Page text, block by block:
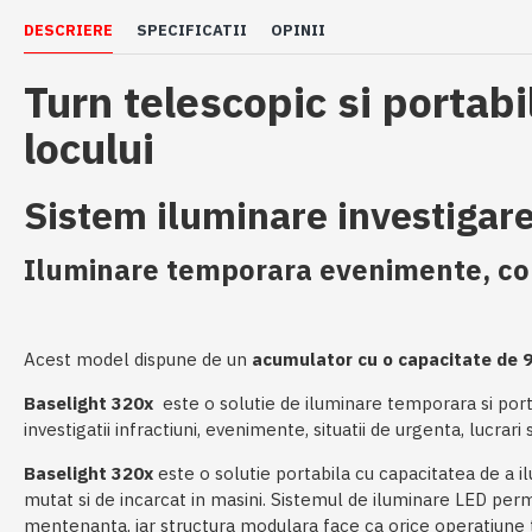
DESCRIERE SPECIFICATII OPINII
Turn telescopic si
locului
Sistem iluminare
Iluminare temporara evenimente,
Acest model dispune de un acumulator cu o capacitate de
Baselight 320x este o solutie de iluminare temporara si
investigatii infractiuni, evenimente, situatii de urgenta,
Baselight 320x este o solutie portabila cu capacitatea de a
mutat si de incarcat in masini. Sistemul de iluminare LED
mentenanta, iar structura modulara face ca orice